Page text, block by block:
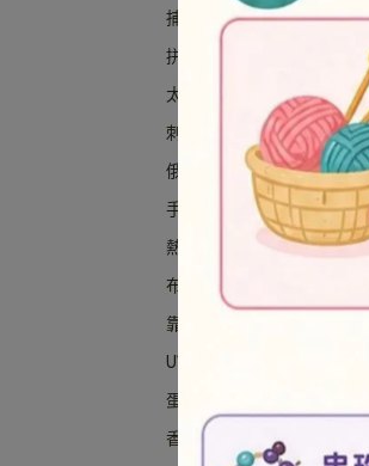
捕夢網材料包
拼豆材料包
太陽立體拼豆材料包
刺繡材料包
俄羅斯刺繡材料包
手編繩材料包
熱縮片鑰匙圈材料包/熱縮片
布偶系列材料包
靠墊/抱枕材料包
UV膠材料包
蛋捲娃娃材料包/紙捲
香包材料包